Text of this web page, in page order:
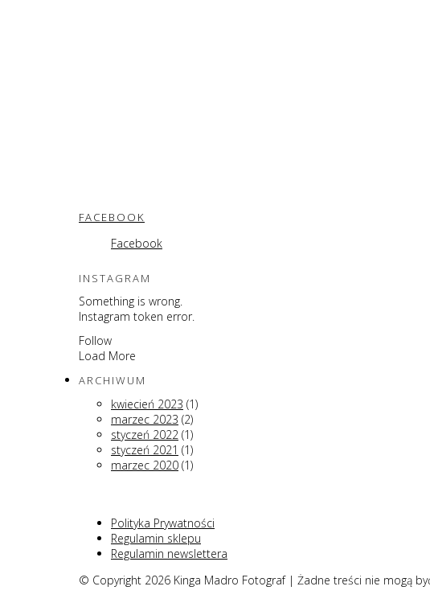
FACEBOOK
Facebook
INSTAGRAM
Something is wrong.
Instagram token error.
Follow
Load More
ARCHIWUM
kwiecień 2023 (1)
marzec 2023 (2)
styczeń 2022 (1)
styczeń 2021 (1)
marzec 2020 (1)
Polityka Prywatności
Regulamin sklepu
Regulamin newslettera
© Copyright 2026 Kinga Madro Fotograf | Żadne treści nie mogą